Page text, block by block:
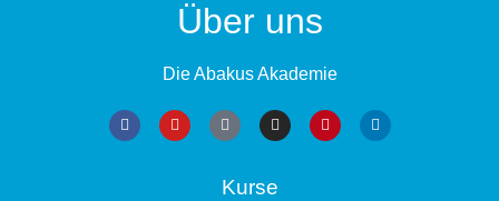
Über uns
Die Abakus Akademie
Kurse